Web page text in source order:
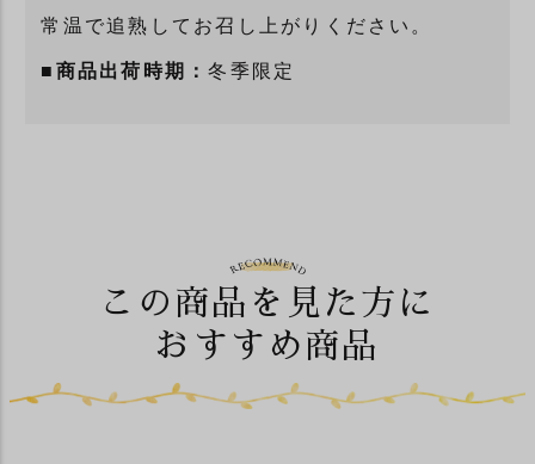
常温で追熟してお召し上がりください。
■商品出荷時期：冬季限定
この商品を見た方に
おすすめ商品